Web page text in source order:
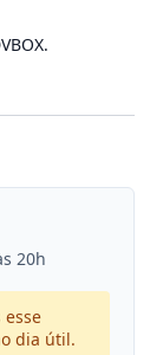
20h
esse
dia útil.